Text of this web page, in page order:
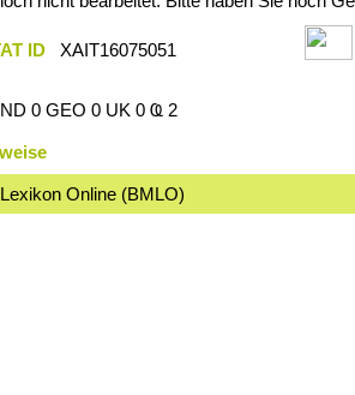
ID
XAIT16075051
0 GEO 0 UK 0 Ҩ 2
Online (BMLO)